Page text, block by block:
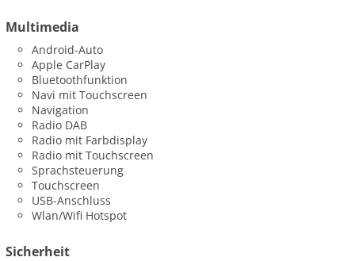
Multimedia
Android-Auto
Apple CarPlay
Bluetoothfunktion
Navi mit Touchscreen
Navigation
Radio DAB
Radio mit Farbdisplay
Radio mit Touchscreen
Sprachsteuerung
Touchscreen
USB-Anschluss
Wlan/Wifi Hotspot
Sicherheit